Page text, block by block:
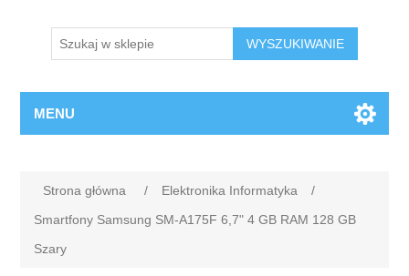
WYSZUKIWANIE
MENU
Strona główna / Elektronika Informatyka
/
Smartfony Samsung SM-A175F 6,7" 4 GB RAM 128 GB
Szary